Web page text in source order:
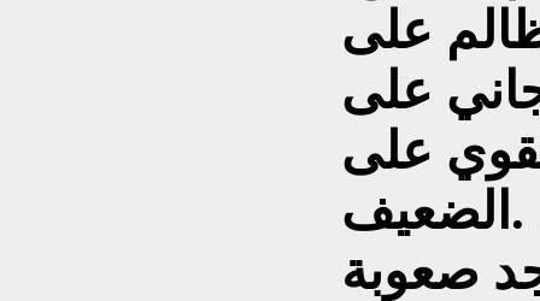
على
على
على
. .
صعوبة